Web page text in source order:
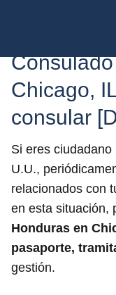
Chicago,
consular
Si eres
U.U.,
relacionados con
en esta situación,
Honduras en
pasaporte,
gestión.